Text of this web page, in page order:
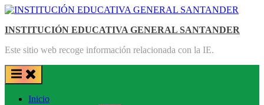
Saltar
contenido
INSTITUCIÓN EDUCATIVA GENERAL SANTANDER
Este sitio web recoge información relacionada con la IE.
Inicio